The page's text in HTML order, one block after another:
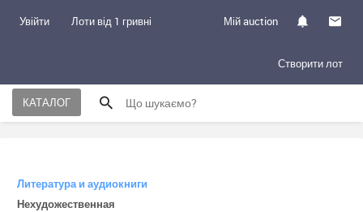
Увійти Лоти від 1 гривні Мій auction
Створити лот
КАТАЛОГ
Литература и аудиокниги
Нехудожественная